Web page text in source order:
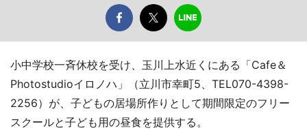
小中学校一斉休校を受け、玉川上水近くにある「Cafe＆
Photostudioイロノハ」（立川市幸町5、TEL070-4398-
2256）が、子どもの居場所作りとして期間限定のフリー
スクールと子ども用の昼食を提供する。